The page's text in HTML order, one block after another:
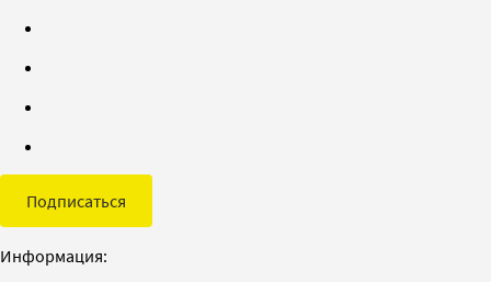
Подписаться
Информация: